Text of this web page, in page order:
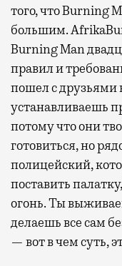
того, что Burning
большим.
Burning Man
правил и
пошел с друзьями
устанавливаешь
потому что они
готовиться, но
полицейский,
поставить
огонь. Ты
делаешь все сам
— вот в чем суть,